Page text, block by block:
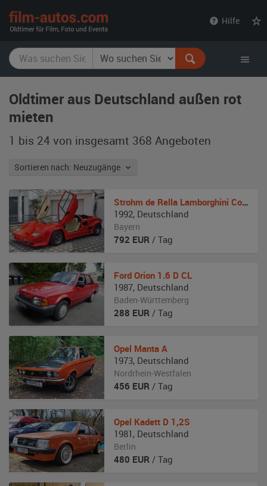
Hilfe
Oldtimer aus Deutschland außen rot
mieten
1 bis 24 von insgesamt 368 Angeboten
Sortieren nach: Neuzugänge
Strohm de Rella Lamborghini Countach- kein Ferrari
1992, Deutschland
Bayern
792 EUR / Tag
Ford Orion 1.6 D CL
1987, Deutschland
Baden-Württemberg
288 EUR / Tag
Opel Manta A
1973, Deutschland
Nordrhein-Westfalen
456 EUR / Tag
Opel Kadett D 1,2S
1981 , Deutschland
Berlin
480 EUR / Tag